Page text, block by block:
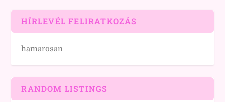
HÍRLEVÉL FELIRATKOZÁS
hamarosan
RANDOM LISTINGS